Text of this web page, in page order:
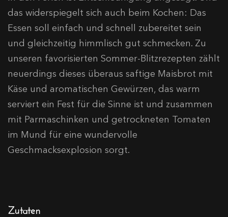
das widerspiegelt sich auch beim Kochen: Das
Essen soll einfach und schnell zubereitet sein
und gleichzeitig himmlisch gut schmecken. Zu
unseren favorisierten Sommer-Blitzrezepten zählt
neuerdings dieses überaus saftige Maisbrot mit
Käse und aromatischen Gewürzen, das warm
serviert ein Fest für die Sinne ist und zusammen
mit Parmaschinken und getrockneten Tomaten
im Mund für eine wundervolle
Geschmacksexplosion sorgt.
Zutaten